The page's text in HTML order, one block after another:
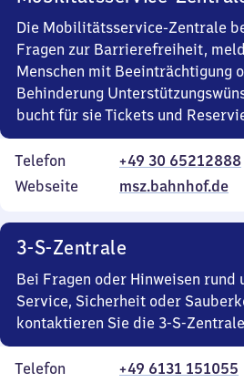
Die Mobilitätsservice-Zentrale
Fragen zur Barrierefreiheit,
Menschen mit Beeinträchtigung
Behinderung
bucht für sie Tickets und
Telefon
+49 30 65212888
Webseite
msz.bahnhof.de
3-S-Zentrale
Bei Fragen oder Hinweisen rund
Service, Sicherheit oder
kontaktieren Sie die 3-S-
Telefon
+49 6131 151055